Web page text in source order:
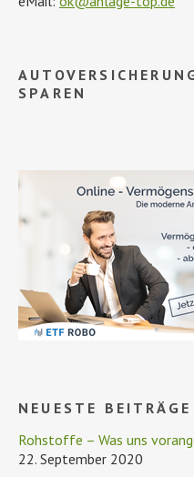
SPAREN
NEUESTE BEITRÄGE
Rohstoffe – Was uns
22. September 2020